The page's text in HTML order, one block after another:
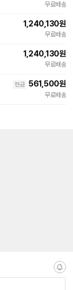
무료배송
1,240,130원
무료배송
1,240,130원
무료배송
현금 561,500원
무료배송
알